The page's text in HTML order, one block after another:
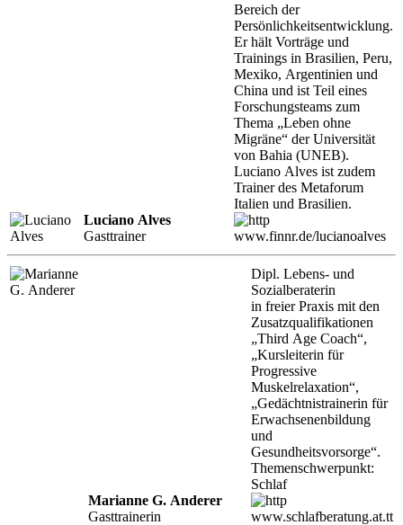
Luciano Alves
Gasttrainer
Bereich der
Persönlichkeitsentwicklung.
Er hält Vorträge und
Trainings in Brasilien, Peru,
Mexiko, Argentinien und
China und ist Teil eines
Forschungsteams zum
Thema „Leben ohne
Migräne“ der Universität
von Bahia (UNEB).
Luciano Alves ist zudem
Trainer des Metaforum
Italien und Brasilien.
www.finnr.de/lucianoalves
Marianne G. Anderer
Gasttrainerin
Dipl. Lebens- und
Sozialberaterin
in freier Praxis mit den
Zusatzqualifikationen
„Third Age Coach“,
„Kursleiterin für
Progressive
Muskelrelaxation“,
„Gedächtnistrainerin für
Erwachsenenbildung
und
Gesundheitsvorsorge“.
Themenschwerpunkt:
Schlaf
www.schlafberatung.at.tt